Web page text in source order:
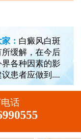
： 白癜风白斑
缓解，在今后
各种因素的影
患者应做到....
话